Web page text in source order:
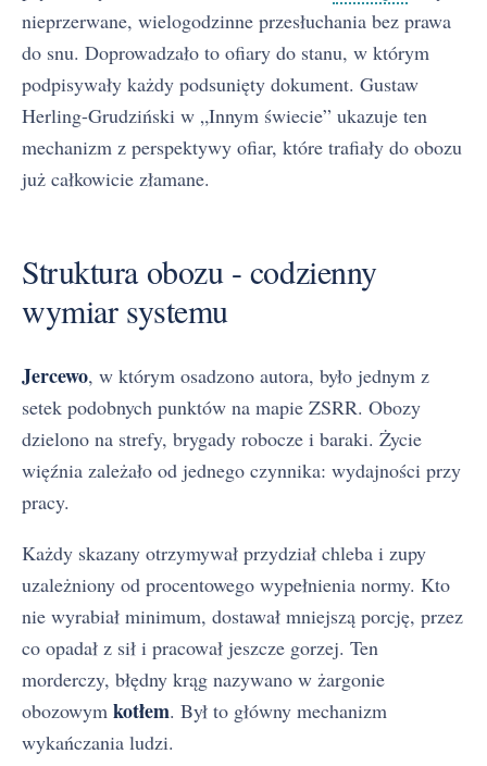
nieprzerwane, wielogodzinne przesłuchania bez prawa
do snu. Doprowadzało to ofiary do stanu, w którym
podpisywały każdy podsunięty dokument. Gustaw
Herling-Grudziński w „Innym świecie” ukazuje ten
mechanizm z perspektywy ofiar, które trafiały do obozu
już całkowicie złamane.
Struktura obozu - codzienny
wymiar systemu
Jercewo, w którym osadzono autora, było jednym z
setek podobnych punktów na mapie ZSRR. Obozy
dzielono na strefy, brygady robocze i baraki. Życie
więźnia zależało od jednego czynnika: wydajności przy
pracy.
Każdy skazany otrzymywał przydział chleba i zupy
uzależniony od procentowego wypełnienia normy. Kto
nie wyrabiał minimum, dostawał mniejszą porcję, przez
co opadał z sił i pracował jeszcze gorzej. Ten
morderczy, błędny krąg nazywano w żargonie
obozowym kotłem. Był to główny mechanizm
wykańczania ludzi.